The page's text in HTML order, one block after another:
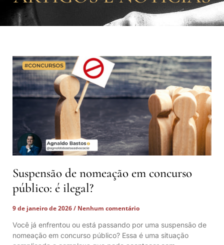
Suspensão de nomeação em concurso
público: é ilegal?
9 de janeiro de 2026
Nenhum comentário
Você já enfrentou ou está passando por uma suspensão de
nomeação em concurso público? Essa é uma situação